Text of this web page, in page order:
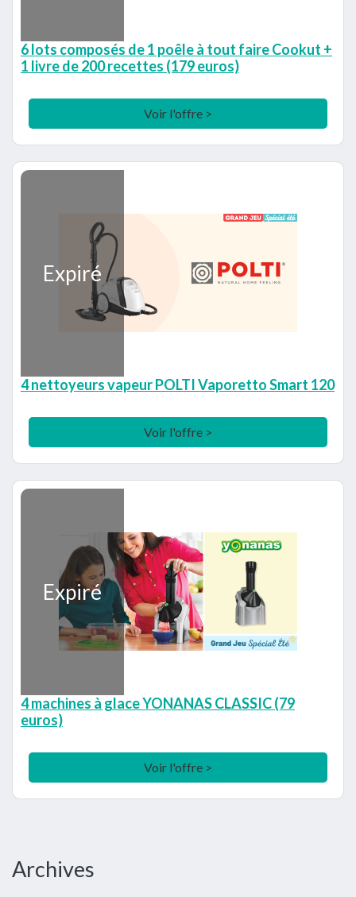
6 lots composés de 1 poêle à tout faire Cookut +
1 livre de 200 recettes (179 euros)
Voir l'offre >
Expiré
4 nettoyeurs vapeur POLTI Vaporetto Smart 120
Voir l'offre >
Expiré
4 machines à glace YONANAS CLASSIC (79
euros)
Voir l'offre >
Barre
Archives